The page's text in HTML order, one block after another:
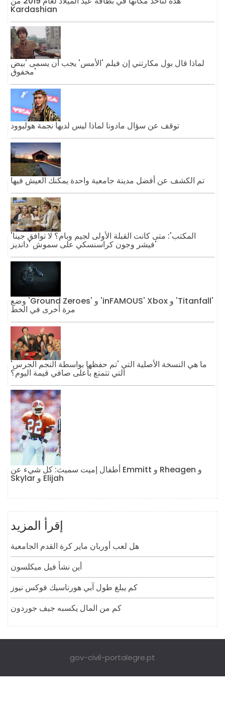
Kardashian
لماذا قال بول مكارتني إن فيلم 'الأمس' يجب أن يسمى 'بيض
مخفوق'
توقف عن سؤال مادونا لماذا ليس لديها نجمة هوليوود
تم الكشف عن أفضل مدينة جامعية واحدة يمكنك العيش فيها
'المكتب': متى كانت القبلة الأولى لجيم وبام؟ لا توافق جينا
فيشر وجون كراسنسكي على سموش 'دانديز'
وضع 'Ground Zeroes' و 'inFAMOUS' Xbox و 'Titanfall'
مرة أخرى في الخط
ما هي النسخة الأصلية التي 'تم حفظها بواسطة النجم الجرس'
التي تتمتع بأعلى صافي قيمة اليوم؟
أطفال إميت سميث: كل شيء عن Emmitt و Rheagen و
Skylar و Elijah
إقرأ المزيد
هل لعب أوربان ماير كرة القدم الجامعية
أين نشأ فيل ميكلسون
كم يبلغ طول آبي هورناسيك فوكس نيوز
كم من المال يكسبه جيف جوردون
gov-civil-portalegre.pt